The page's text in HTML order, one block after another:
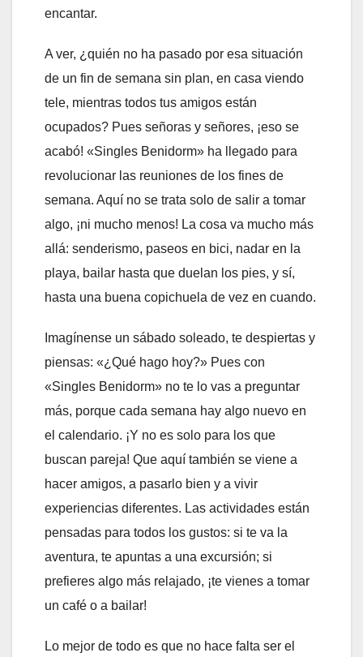
encantar.
A ver, ¿quién no ha pasado por esa situación
de un fin de semana sin plan, en casa viendo
tele, mientras todos tus amigos están
ocupados? Pues señoras y señores, ¡eso se
acabó! «Singles Benidorm» ha llegado para
revolucionar las reuniones de los fines de
semana. Aquí no se trata solo de salir a tomar
algo, ¡ni mucho menos! La cosa va mucho más
allá: senderismo, paseos en bici, nadar en la
playa, bailar hasta que duelan los pies, y sí,
hasta una buena copichuela de vez en cuando.
Imagínense un sábado soleado, te despiertas y
piensas: «¿Qué hago hoy?» Pues con
«Singles Benidorm» no te lo vas a preguntar
más, porque cada semana hay algo nuevo en
el calendario. ¡Y no es solo para los que
buscan pareja! Que aquí también se viene a
hacer amigos, a pasarlo bien y a vivir
experiencias diferentes. Las actividades están
pensadas para todos los gustos: si te va la
aventura, te apuntas a una excursión; si
prefieres algo más relajado, ¡te vienes a tomar
un café o a bailar!
Lo mejor de todo es que no hace falta ser el